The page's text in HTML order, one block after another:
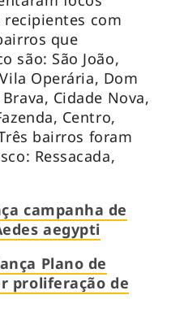
com
que
são: São João,
Operária, Dom
Cidade Nova,
Centro,
bairros foram
Ressacada,
campanha de
aegypti
Plano de
proliferação de